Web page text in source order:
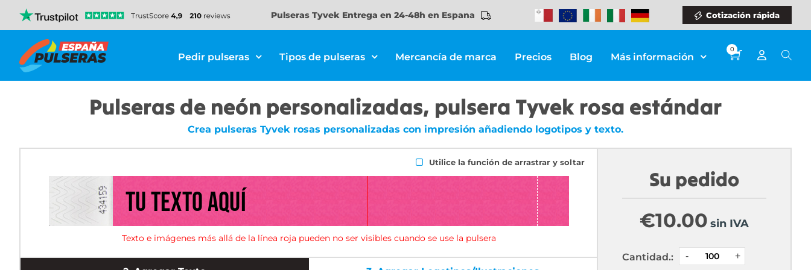
Pulseras Tyvek Entrega en 24-48h en Espana Cotización rápida
Pedir pulseras Tipos de pulseras Mercancía de marca Precios Blog Más información
0
Pulseras de neón personalizadas, pulsera Tyvek rosa estándar
Crea pulseras Tyvek rosas personalizadas con impresión añadiendo logotipos y texto.
Utilice la función de arrastrar y soltar
Texto e imágenes más allá de la línea roja pueden no ser visibles cuando se use la pulsera
Su pedido
€10.00 sin IVA
Cantidad.: